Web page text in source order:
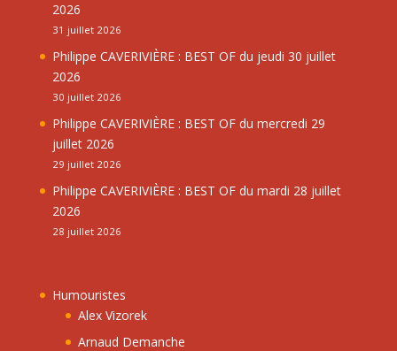
2026
31 juillet 2026
Philippe CAVERIVIÈRE : BEST OF du jeudi 30 juillet
2026
30 juillet 2026
Philippe CAVERIVIÈRE : BEST OF du mercredi 29
juillet 2026
29 juillet 2026
Philippe CAVERIVIÈRE : BEST OF du mardi 28 juillet
2026
28 juillet 2026
Humouristes
Alex Vizorek
Arnaud Demanche